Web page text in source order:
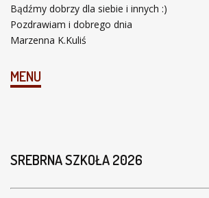
Bądźmy dobrzy dla siebie i innych :)
Pozdrawiam i dobrego dnia
Marzenna K.Kuliś
MENU
SREBRNA SZKOŁA 2026